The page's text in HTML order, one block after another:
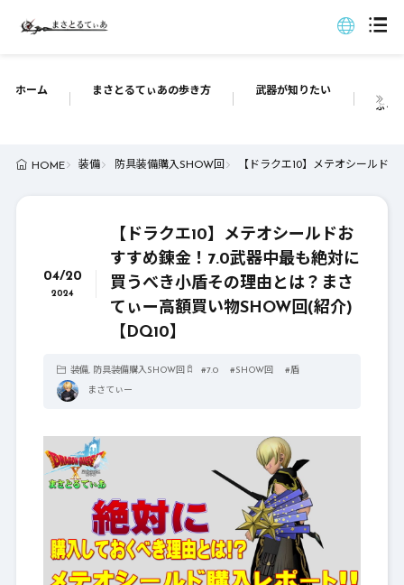
ホーム まさとるてぃあの歩き方 武器が知りたい
ぶっ
HOME 装備 防具装備購入SHOW回 【ドラクエ10】メテオシールド
04/20
2024
【ドラクエ10】メテオシールドお
すすめ錬金！7.0武器中最も絶対に
買うべき小盾その理由とは？まさ
てぃー高額買い物SHOW回(紹介)
【DQ10】
装備, 防具装備購入SHOW回 #7.0 #SHOW回 #盾
まさてぃー